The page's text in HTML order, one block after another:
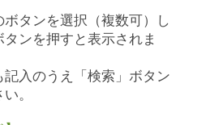
タンを選択（複数可）し
ンを押すと表示されま
入のうえ「検索」ボタン
。